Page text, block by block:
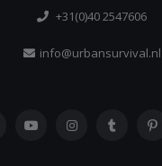
+31(0)40 2547606
info@urbansurvival.nl